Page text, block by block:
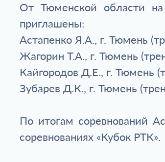
От Тюменской области на
приглашены:
Астапенко Я.А., г. Тюмень
Жагорин Т.А., г. Тюмень
Кайгородов Д.Е., г. Тюмень
Зубарев Д.К., г. Тюмень
По итогам соревнований
соревнованиях «Кубок РТК».